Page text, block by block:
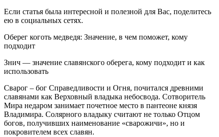
Если статья была интересной и полезной для Вас, поделитесь
ею в социальных сетях.
Оберег коготь медведя: Значение, в чем поможет, кому
подходит
Знич — значение славянского оберега, кому подходит и как
использовать
Сварог – бог Справедливости и Огня, почитался древними
славянами как Верховный владыка небосвода. Сотворитель
Мира недаром занимает почетное место в пантеоне князя
Владимира. Солярного владыку считают не только Отцом
богов, получивших наименование «сварожичи», но и
покровителем всех славян.